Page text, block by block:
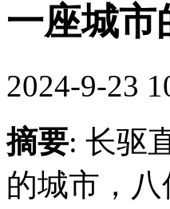
一座城市
2024-9-23
摘要: 长驱
的城市，